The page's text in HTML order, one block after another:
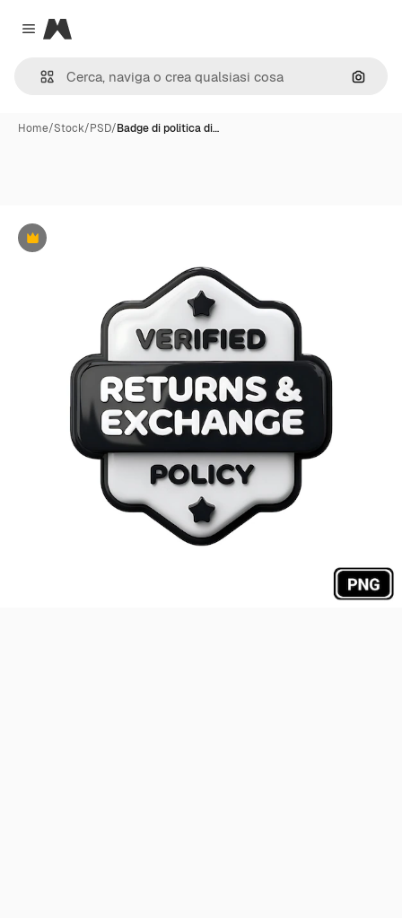
Close menu
Magnific
Cerca
Home/Stock/PSD/Badge di politica di…
Premium